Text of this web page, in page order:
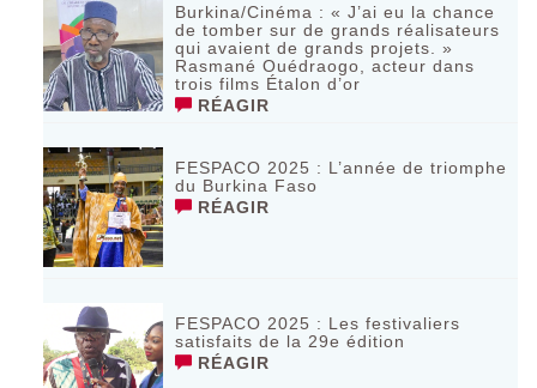
Burkina/Cinéma : « J’ai eu la chance
de tomber sur de grands réalisateurs
qui avaient de grands projets. »
Rasmané Ouédraogo, acteur dans
trois films Étalon d’or
RÉAGIR
FESPACO 2025 : L’année de triomphe
du Burkina Faso
RÉAGIR
FESPACO 2025 : Les festivaliers
satisfaits de la 29e édition
RÉAGIR